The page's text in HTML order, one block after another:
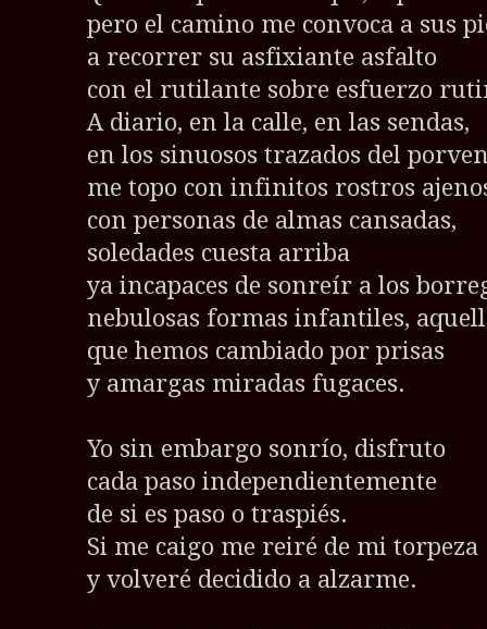
pero el camino me convoca a sus
a recorrer su asfixiante asfalto
con el rutilante sobre esfuerzo
A diario, en la calle, en las sendas,
en los sinuosos trazados del
me topo con infinitos rostros
con personas de almas cansadas,
soledades cuesta arriba
ya incapaces de sonreír a los
nebulosas formas infantiles,
que hemos cambiado por prisas
y amargas miradas fugaces.
Yo sin embargo sonrío, disfruto
cada paso independientemente
de si es paso o traspiés.
Si me caigo me reiré de mi torpeza
y volveré decidido a alzarme.